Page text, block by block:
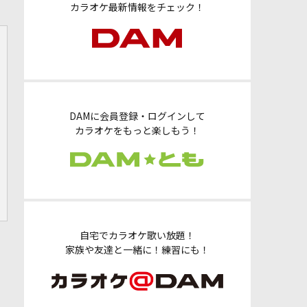
カラオケ最新情報をチェック！
DAMに会員登録・ログインして
カラオケをもっと楽しもう！
自宅でカラオケ歌い放題！
家族や友達と一緒に！練習にも！